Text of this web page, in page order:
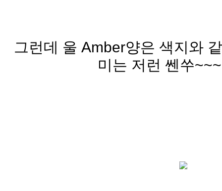
그런데 울 Amber양은 색지와
미는 저런 쎈쑤